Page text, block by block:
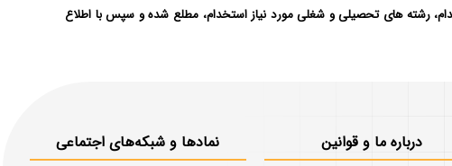
رشته های تحصیلی و شغلی مورد نیاز استخدام، مطلع شده و سپس با اطلاع
درباره ما و قوانین
نمادها و شبکه‌های اجتماعی